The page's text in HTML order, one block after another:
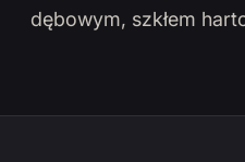
dębowym, szkłem